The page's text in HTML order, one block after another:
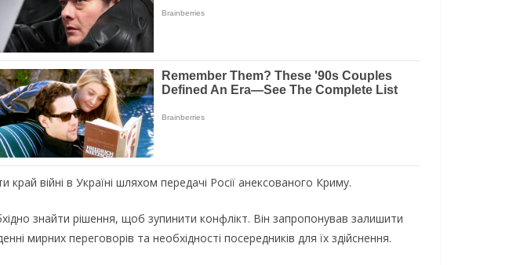
війні в Україні шляхом передачі Росії анексованого Криму.
знайти рішення, щоб зупинити конфлікт. Він запропонував залишити
мирних переговорів та необхідності посередників для їх здійснення.